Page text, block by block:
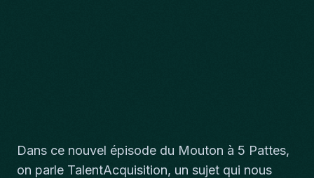
Dans ce nouvel épisode du Mouton à 5 Pattes,
on parle TalentAcquisition, un sujet qui nous